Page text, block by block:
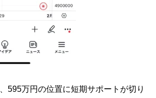
595万円の位置に短期サポートが切り